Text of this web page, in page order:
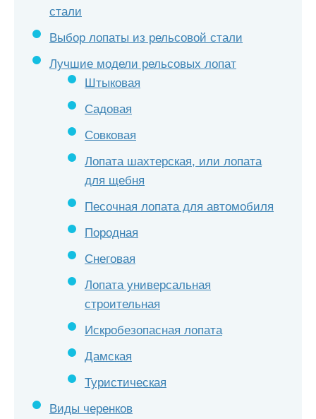
стали
Выбор лопаты из рельсовой стали
Лучшие модели рельсовых лопат
Штыковая
Садовая
Совковая
Лопата шахтерская, или лопата
для щебня
Песочная лопата для автомобиля
Породная
Снеговая
Лопата универсальная
строительная
Искробезопасная лопата
Дамская
Туристическая
Виды черенков